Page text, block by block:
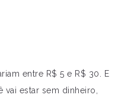
entre R$ 5 e R$ 30. E
vai estar sem dinheiro,